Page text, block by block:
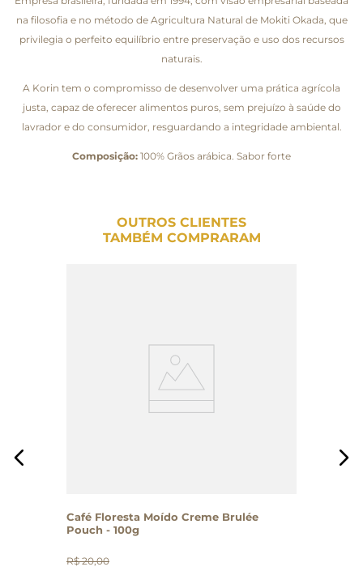
na filosofia e no método de Agricultura Natural de Mokiti Okada, que
privilegia o perfeito equilíbrio entre preservação e uso dos recursos
naturais.
A Korin tem o compromisso de desenvolver uma prática agrícola
justa, capaz de oferecer alimentos puros, sem prejuízo à saúde do
lavrador e do consumidor, resguardando a integridade ambiental.
Composição: 100% Grãos arábica. Sabor forte
OUTROS CLIENTES
TAMBÉM COMPRARAM
Café Floresta Moído Creme Brulée
Pouch - 100g
R$ 20,00